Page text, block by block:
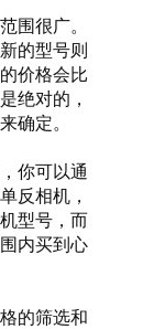
围很广。
的型号则
价格会比
绝对的，
确定。
你可以通
反相机，
型号，而
内买到心
的筛选和